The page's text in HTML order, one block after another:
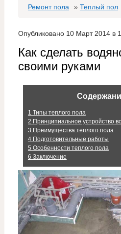
Ремонт пола » Теплый пол
Опубликовано 10 Март 2014 в
Как сделать
своими руками
1 Типы теплого пола
2 Принципиальное устройство
3 Преимущества теплого пола
4Подготовительные работы
5 Особенности теплого пола
6 Заключение